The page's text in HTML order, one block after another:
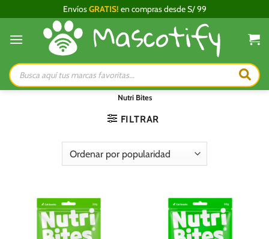
al
contenido
EnvíosGRATIS! en compras desde S/ 99
Búsqueda
de
productos
Nutri Bites
FILTRAR